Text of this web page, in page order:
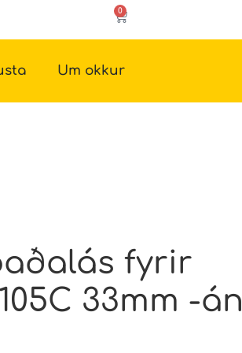
0
Um okkur
fyrir
33mm -án